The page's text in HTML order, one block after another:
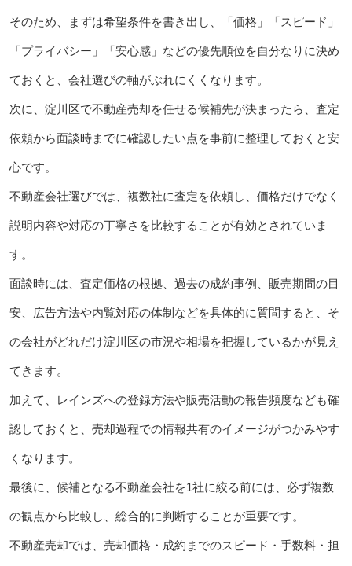
そのため、まずは希望条件を書き出し、「価格」「スピード」
「プライバシー」「安心感」などの優先順位を自分なりに決め
ておくと、会社選びの軸がぶれにくくなります。
次に、淀川区で不動産売却を任せる候補先が決まったら、査定
依頼から面談時までに確認したい点を事前に整理しておくと安
心です。
不動産会社選びでは、複数社に査定を依頼し、価格だけでなく
説明内容や対応の丁寧さを比較することが有効とされていま
す。
面談時には、査定価格の根拠、過去の成約事例、販売期間の目
安、広告方法や内覧対応の体制などを具体的に質問すると、そ
の会社がどれだけ淀川区の市況や相場を把握しているかが見え
てきます。
加えて、レインズへの登録方法や販売活動の報告頻度なども確
認しておくと、売却過程での情報共有のイメージがつかみやす
くなります。
最後に、候補となる不動産会社を1社に絞る前には、必ず複数
の観点から比較し、総合的に判断することが重要です。
不動産売却では、売却価格・成約までのスピード・手数料・担